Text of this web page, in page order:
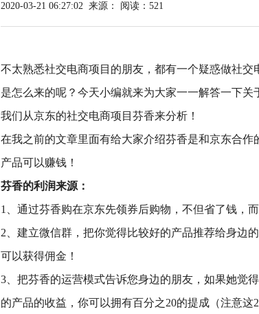
2020-03-21 06:27:02 来源： 阅读：521
不太熟悉社交电商项目的朋友，都有一个疑惑做社交
是怎么来的呢？今天小编就来为大家一一解答一下关
我们从京东的社交电商项目芬香来分析！
在我之前的文章里面有给大家介绍芬香是和京东合
产品可以赚钱！
芬香的利润来源：
1、通过芬香购在京东先领券后购物，不但省了钱，
2、建立微信群，把你觉得比较好的产品推荐给身边
可以获得佣金！
3、把芬香的运营模式告诉您身边的朋友，如果她觉
的产品的收益，你可以拥有百分之20的提成（注意这